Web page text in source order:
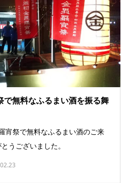
で無料なふるまい酒を振る舞
宵祭で無料なふるまい酒のご来
うございました。